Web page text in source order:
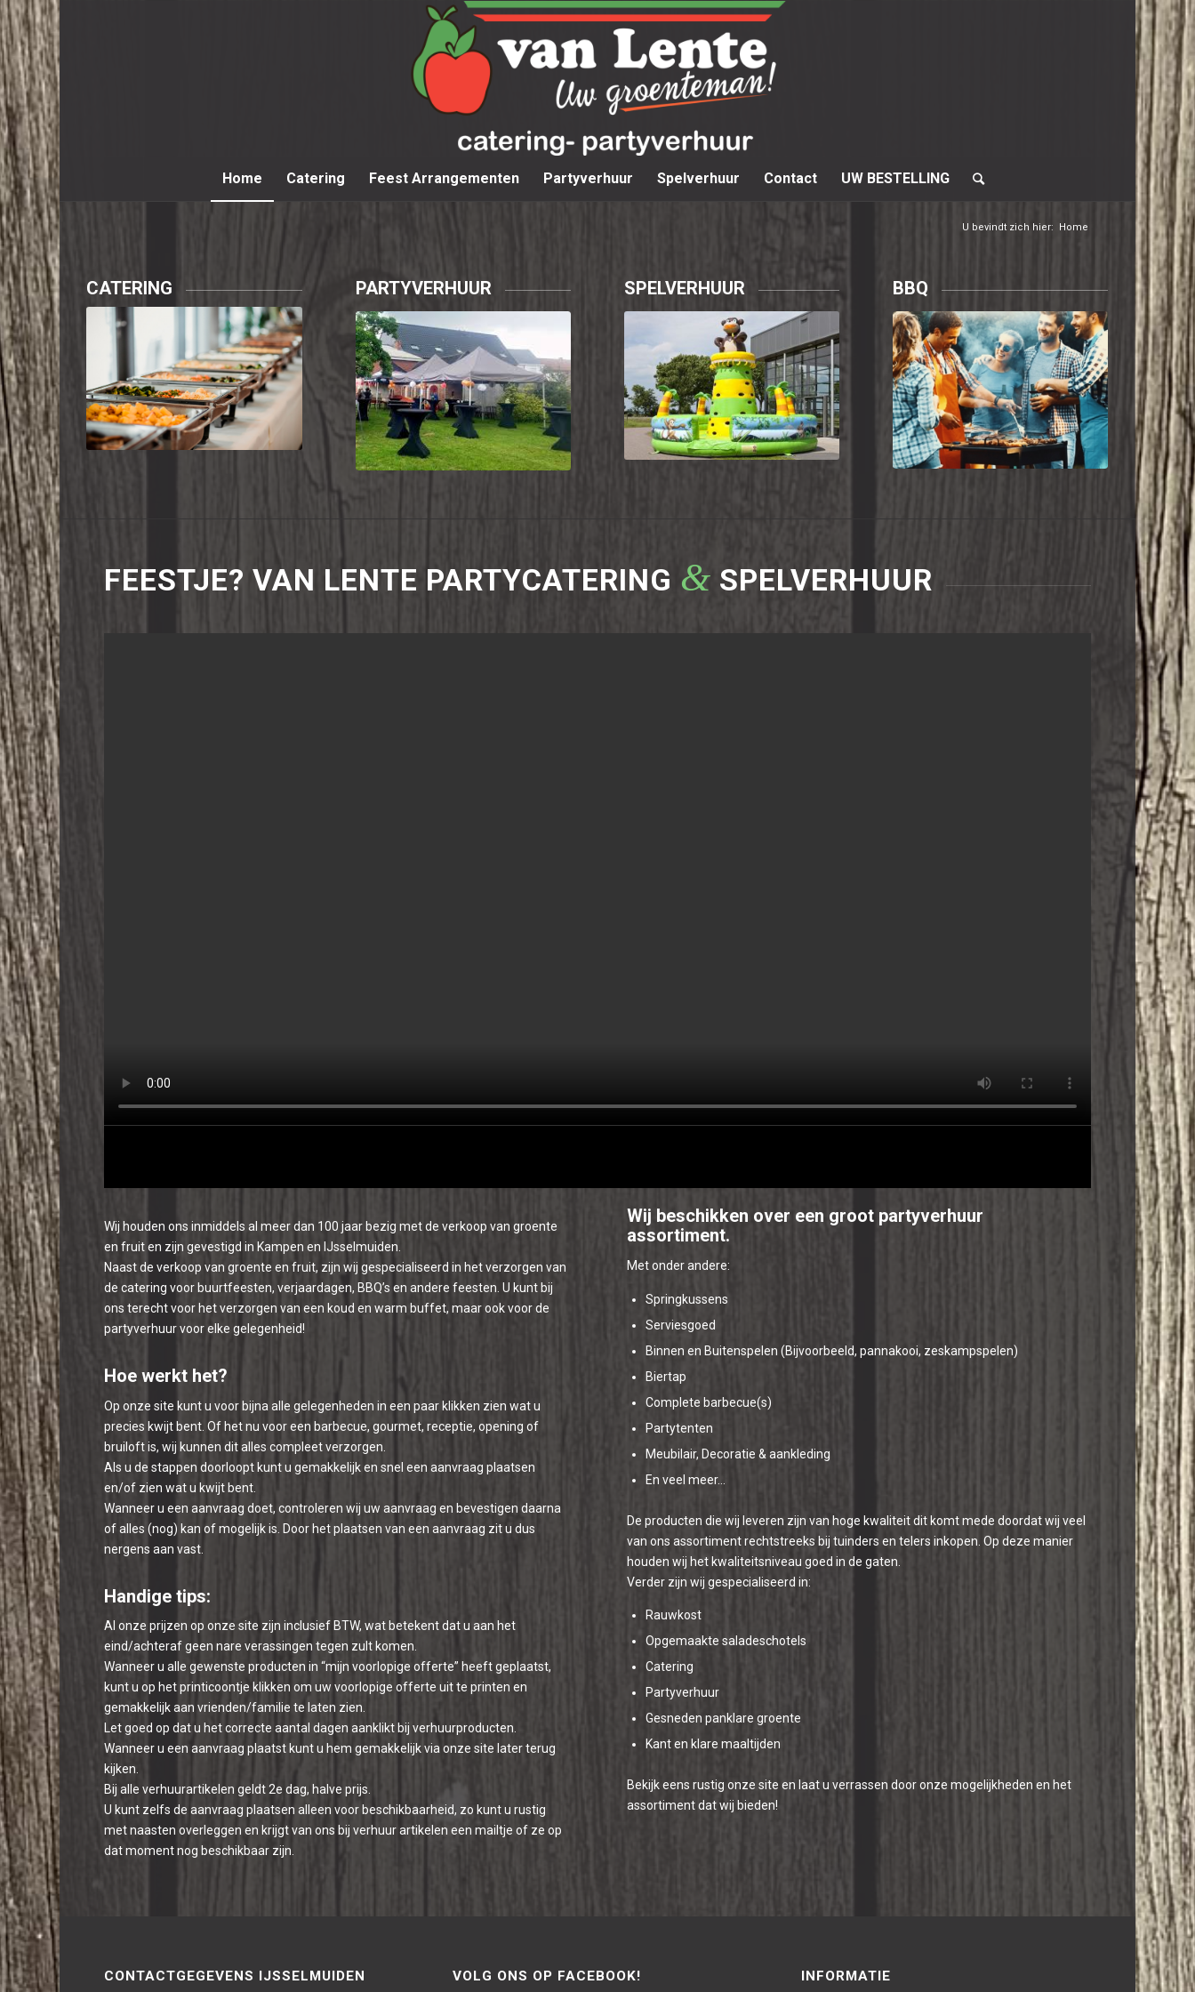
Home Catering Feest Arrangementen Partyverhuur Spelverhuur Contact UW BESTELLING
U bevindt zich hier: Home
CATERING
Bekijk onze heerlijke
oplossingen
PARTYVERHUUR
Bekijk onze
mogelijkheden voor uw
feest
SPELVERHUUR
Geweldige in- en
outdoor attracties
BBQ
Bekijk BBQ
arrangementen
FEESTJE? VAN LENTE PARTYCATERING & SPELVERHUUR
Wij houden ons inmiddels al meer dan 100 jaar bezig met de verkoop van groente
en fruit en zijn gevestigd in Kampen en IJsselmuiden.
Naast de verkoop van groente en fruit, zijn wij gespecialiseerd in het verzorgen van
de catering voor buurtfeesten, verjaardagen, BBQ’s en andere feesten. U kunt bij
ons terecht voor het verzorgen van een koud en warm buffet, maar ook voor de
partyverhuur voor elke gelegenheid!
Hoe werkt het?
Op onze site kunt u voor bijna alle gelegenheden in een paar klikken zien wat u
precies kwijt bent. Of het nu voor een barbecue, gourmet, receptie, opening of
bruiloft is, wij kunnen dit alles compleet verzorgen.
Als u de stappen doorloopt kunt u gemakkelijk en snel een aanvraag plaatsen
en/of zien wat u kwijt bent.
Wanneer u een aanvraag doet, controleren wij uw aanvraag en bevestigen daarna
of alles (nog) kan of mogelijk is. Door het plaatsen van een aanvraag zit u dus
nergens aan vast.
Handige tips:
Al onze prijzen op onze site zijn inclusief BTW, wat betekent dat u aan het
eind/achteraf geen nare verassingen tegen zult komen.
Wanneer u alle gewenste producten in “mijn voorlopige offerte” heeft geplaatst,
kunt u op het printicoontje klikken om uw voorlopige offerte uit te printen en
gemakkelijk aan vrienden/familie te laten zien.
Let goed op dat u het correcte aantal dagen aanklikt bij verhuurproducten.
Wanneer u een aanvraag plaatst kunt u hem gemakkelijk via onze site later terug
kijken.
Bij alle verhuurartikelen geldt 2e dag, halve prijs.
U kunt zelfs de aanvraag plaatsen alleen voor beschikbaarheid, zo kunt u rustig
met naasten overleggen en krijgt van ons bij verhuur artikelen een mailtje of ze op
dat moment nog beschikbaar zijn.
Wij beschikken over een groot partyverhuur
assortiment.
Met onder andere:
Springkussens
Serviesgoed
Binnen en Buitenspelen (Bijvoorbeeld, pannakooi, zeskampspelen)
Biertap
Complete barbecue(s)
Partytenten
Meubilair, Decoratie & aankleding
En veel meer…
De producten die wij leveren zijn van hoge kwaliteit dit komt mede doordat wij veel
van ons assortiment rechtstreeks bij tuinders en telers inkopen. Op deze manier
houden wij het kwaliteitsniveau goed in de gaten.
Verder zijn wij gespecialiseerd in:
Rauwkost
Opgemaakte saladeschotels
Catering
Partyverhuur
Gesneden panklare groente
Kant en klare maaltijden
Bekijk eens rustig onze site en laat u verrassen door onze mogelijkheden en het
assortiment dat wij bieden!
CONTACTGEGEVENS IJSSELMUIDEN VOLG ONS OP FACEBOOK! INFORMATIE